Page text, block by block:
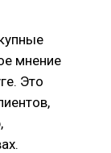
мнение
Это